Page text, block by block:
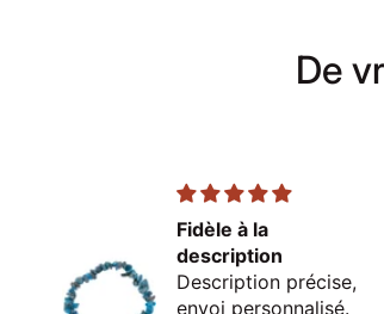
De
Fidèle à la
description
Description précise,
envoi personnalisé.